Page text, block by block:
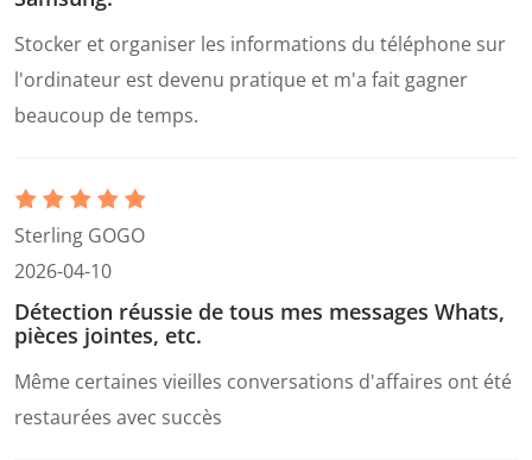
Stocker et organiser les informations du téléphone sur
l'ordinateur est devenu pratique et m'a fait gagner
beaucoup de temps.
Sterling GOGO
2026-04-10
Détection réussie de tous mes messages Whats,
pièces jointes, etc.
Même certaines vieilles conversations d'affaires ont été
restaurées avec succès